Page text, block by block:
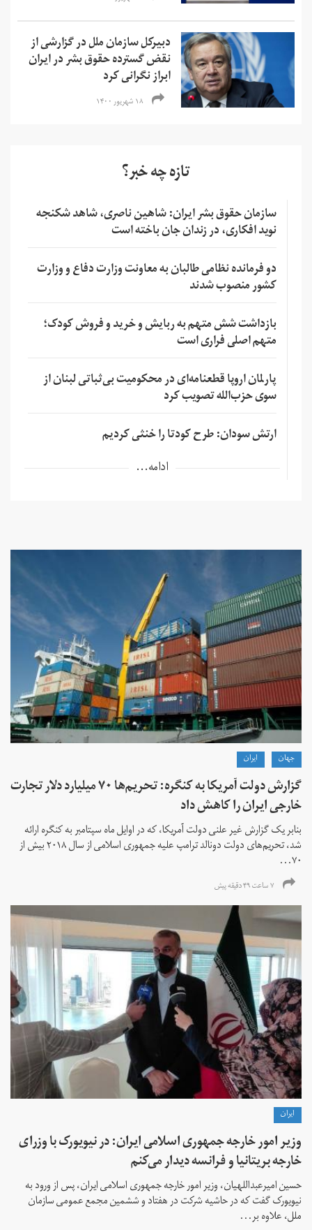
دبیرکل سازمان ملل در گزارشی از
نقض گسترده حقوق بشر در ایران
ابراز نگرانی کرد
۱۸ شهریور ۱۴۰۰
تازه چه خبر؟
سازمان حقوق بشر ایران: شاهین ناصری، شاهد شکنجه
نوید افکاری، در زندان جان باخته است
دو فرمانده نظامی طالبان به معاونت وزارت دفاع و وزارت
کشور منصوب شدند
بازداشت شش متهم به ربایش و خرید و فروش کودک؛
متهم اصلی فراری است
پارلمان اروپا قطعنامه‌ای در محکومیت بی‌ثباتی لبنان از
سوی حزب‌الله تصویب کرد
ارتش سودان: طرح کودتا را خنثی کردیم
ادامه...
جهان ايران
گزارش دولت آمریکا به کنگره: تحریم‌ها ۷۰ میلیارد دلار تجارت
خارجی ایران را کاهش داد
بنابر یک گزارش غیر علنی دولت آمریکا، که در اوایل ماه سپتامبر به کنگره ارائه
شد، تحریم‌های دولت دونالد ترامپ علیه جمهوری اسلامی از سال ۲۰۱۸ بیش از
۷۰...
۷ ساعت ۴۹ دقیقه پیش
ايران
وزیر امور خارجه جمهوری اسلامی ایران: در نیویورک با وزرای
خارجه بریتانیا و فرانسه دیدار می‌کنم
حسین امیرعبداللهیان، وزیر امور خارجه جمهوری اسلامی ایران، پس از ورود به
نیویورک گفت که در حاشیه شرکت در هفتاد و ششمین مجمع عمومی سازمان
ملل، علاوه بر...